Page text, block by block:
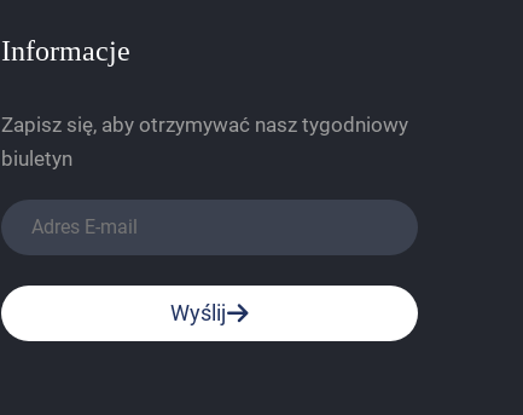
Informacje
Zapisz się, aby otrzymywać nasz tygodniowy
biuletyn
Wyślij